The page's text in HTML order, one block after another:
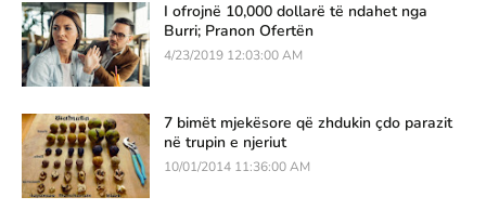
I ofrojnë 10,000 dollarë të ndahet nga
Burri; Pranon Ofertën
4/23/2019 12:03:00 AM
7 bimët mjekësore që zhdukin çdo parazit
në trupin e njeriut
10/01/2014 11:36:00 AM